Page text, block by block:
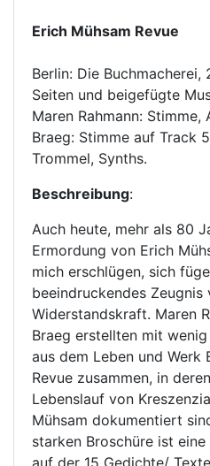
Erich Mühsam Revue
Berlin: Die Buchmacherei,
Seiten und beigefügte
Maren Rahmann:
Braeg: Stimme auf Track
Trommel, Synths.
Beschreibung:
Auch heute, mehr als 80
Ermordung von Erich
mich erschlügen, sich
beeindruckendes Zeugnis
Widerstandskraft. Maren
Braeg erstellten mit
aus dem Leben und Werk
Revue zusammen, in
Lebenslauf von
Mühsam dokumentiert
starken Broschüre ist
auf der 15 Gedichte/